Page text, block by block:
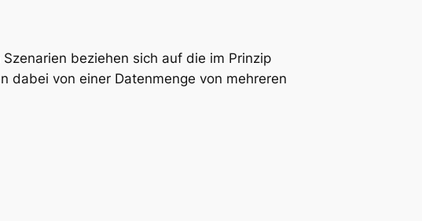
beziehen sich auf die im Prinzip
dabei von einer Datenmenge von mehreren